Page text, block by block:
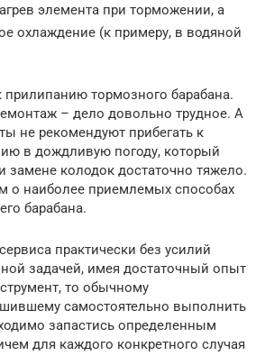
элемента при торможении, а
охлаждение (к примеру, в водяной
прилипанию тормозного барабана.
– дело довольно трудное. А
не рекомендуют прибегать к
в дождливую погоду, который
замене колодок достаточно тяжело.
о наиболее приемлемых способах
барабана.
практически без усилий
задачей, имея достаточный опыт
то обычному
самостоятельно выполнить
запастись определенным
для каждого конкретного случая